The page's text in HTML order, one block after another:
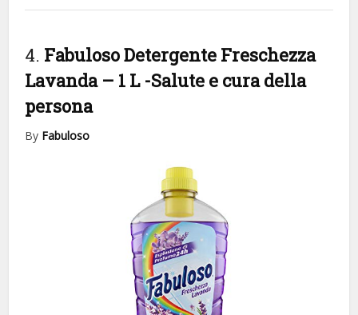
4. Fabuloso Detergente Freschezza
Lavanda – 1 L -Salute e cura della
persona
By Fabuloso